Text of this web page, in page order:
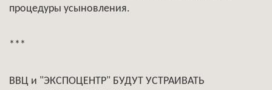
процедуры усыновления.
***
ВВЦ и "ЭКСПОЦЕНТР" БУДУТ УСТРАИВАТЬ